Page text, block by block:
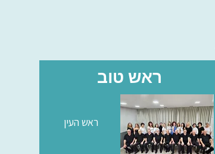
ראש טוב
ראש העין